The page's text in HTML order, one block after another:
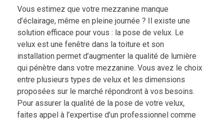
Vous estimez que votre mezzanine manque
d’éclairage, même en pleine journée ? Il existe une
solution efficace pour vous : la pose de velux. Le
velux est une fenêtre dans la toiture et son
installation permet d’augmenter la qualité de lumière
qui pénètre dans votre mezzanine. Vous avez le choix
entre plusieurs types de velux et les dimensions
proposées sur le marché répondront à vos besoins.
Pour assurer la qualité de la pose de votre velux,
faites appel à l’expertise d’un professionnel comme